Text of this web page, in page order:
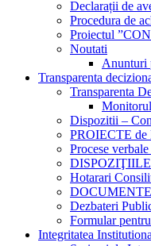
Declarații de
Procedura de
Proiectul
Noutati
Anunturi
Transparenta
Transparenta
Dispozitii –
PROIECTE
Procese
Hotarari
Dezbateri
Formular
Integritatea